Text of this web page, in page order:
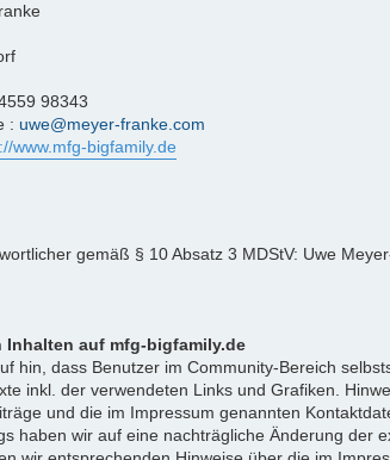
98343
: uwe@meyer-franke.com
www.mfg-bigfamily.de
gemäß § 10 Absatz 3 MDStV: Uwe
Inhalten auf mfg-bigfamily.de
hin, dass Benutzer im Community-Bereich
inkl. der verwendeten Links und Grafiken.
und die im Impressum genannten
haben wir auf eine nachträgliche Änderung der